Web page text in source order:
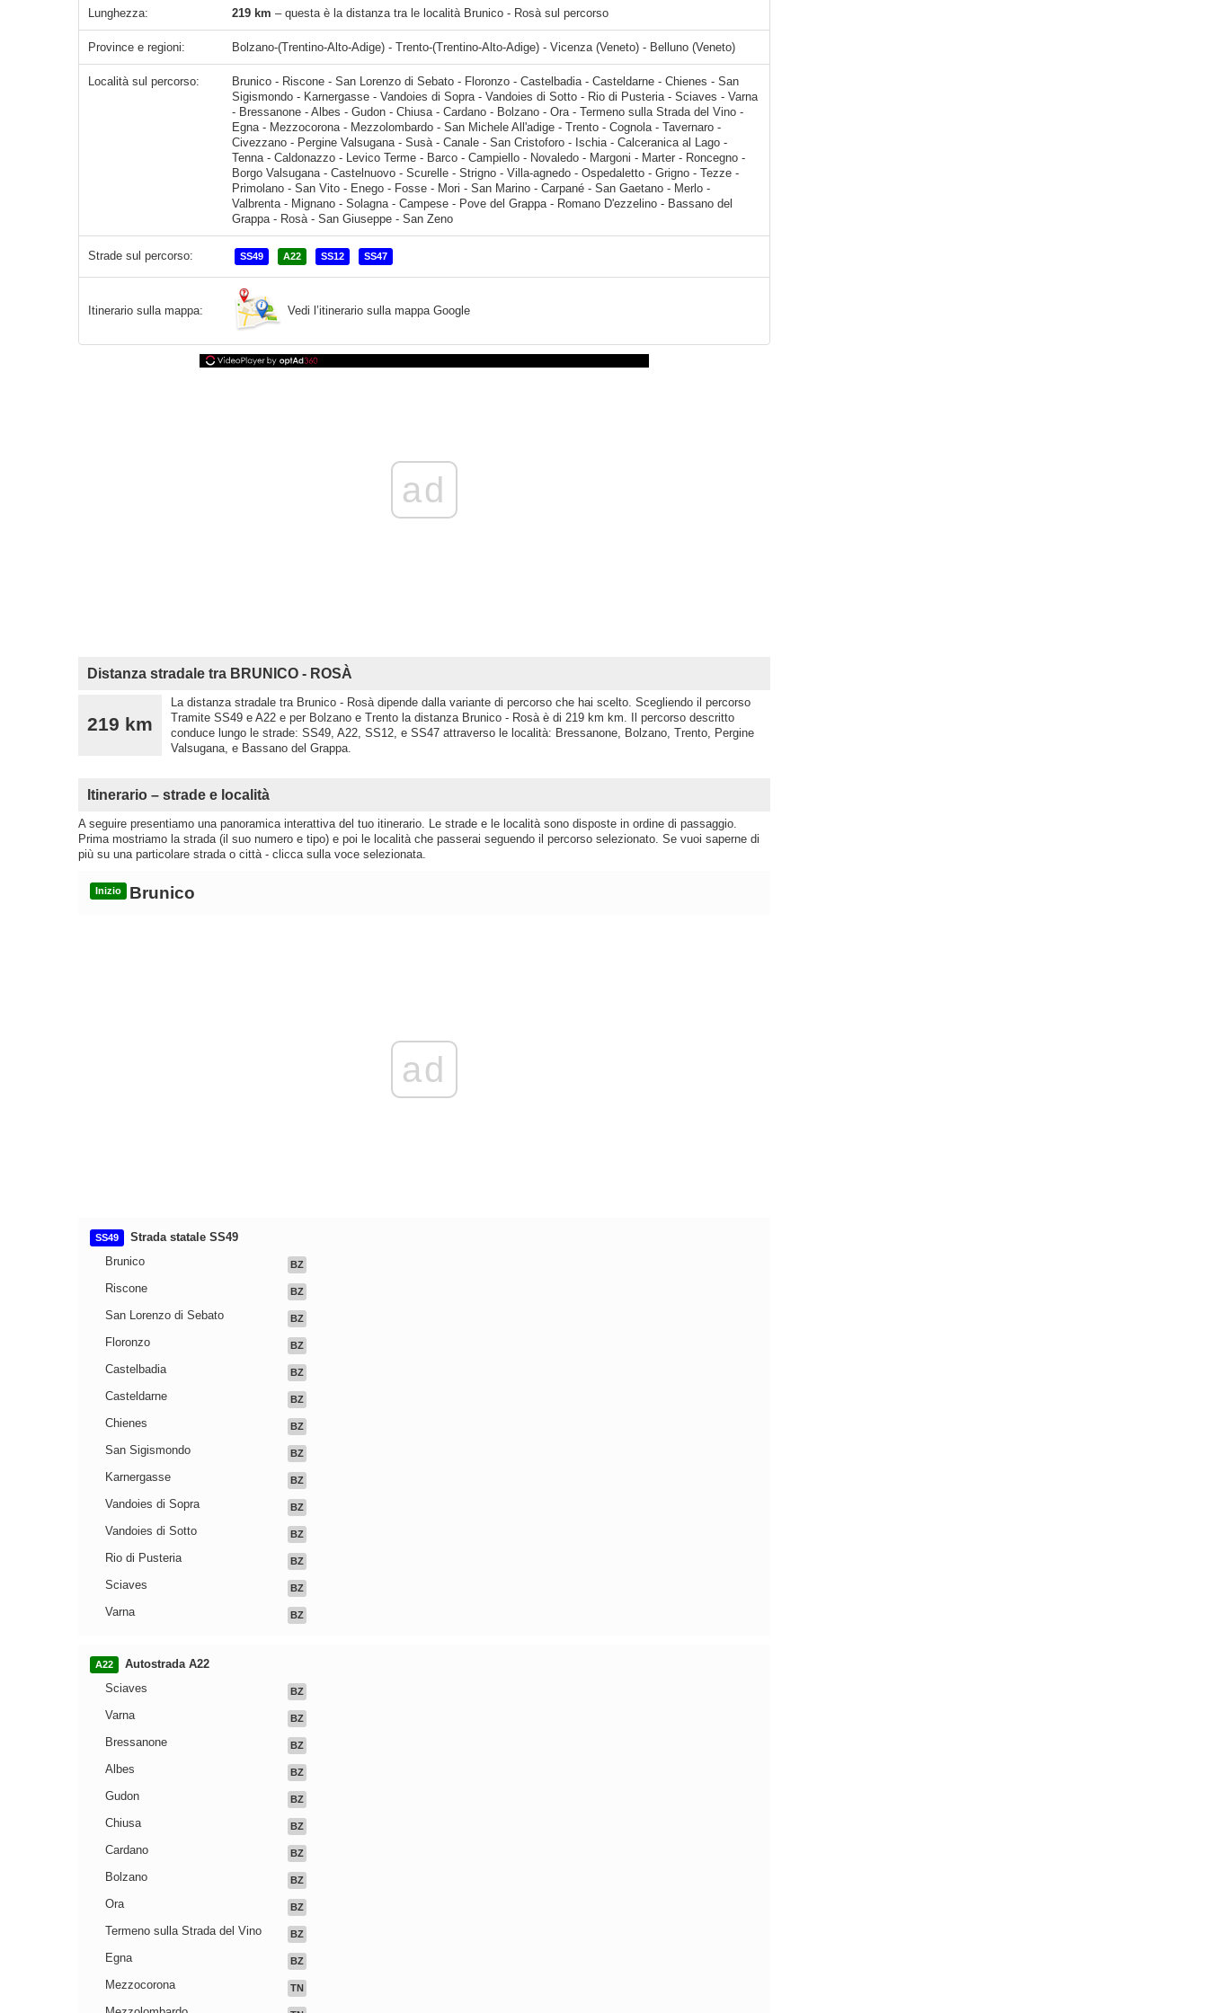
Lunghezza: 219 km – questa è la distanza tra le località Brunico - Rosà sul percorso
Province e regioni: Bolzano-(Trentino-Alto-Adige) - Trento-(Trentino-Alto-Adige) - Vicenza (Veneto) - Belluno (Veneto)
Località sul percorso: Brunico - Riscone - San Lorenzo di Sebato - Floronzo - Castelbadia - Casteldarne - Chienes - San Sigismondo - Karnergasse - Vandoies di Sopra - Vandoies di Sotto - Rio di Pusteria - Sciaves - Varna - Bressanone - Albes - Gudon - Chiusa - Cardano - Bolzano - Ora - Termeno sulla Strada del Vino - Egna - Mezzocorona - Mezzolombardo - San Michele All'adige - Trento - Cognola - Tavernaro - Civezzano - Pergine Valsugana - Susà - Canale - San Cristoforo - Ischia - Calceranica al Lago - Tenna
Strade sul percorso: SS49 A22 SS12 SS47
Itinerario sulla mappa: Vedi l’itinerario sulla mappa Google
ad
Distanza stradale tra BRUNICO - ROSÀ
219 km
La distanza stradale tra Brunico - Rosà dipende dalla variante di percorso che hai scelto. Scegliendo il percorso
Tramite SS49 e A22 e per Bolzano e Trento la distanza Brunico - Rosà è di 219 km km. Il percorso descritto
conduce lungo le strade: SS49, A22, SS12, e SS47 attraverso le località: Bressanone, Bolzano, Trento, Pergine
Valsugana, e Bassano del Grappa.
Itinerario – strade e località
A seguire presentiamo una panoramica interattiva del tuo itinerario. Le strade e le località sono disposte in ordine di passaggio.
Prima mostriamo la strada (il suo numero e tipo) e poi le località che passerai seguendo il percorso selezionato. Se vuoi saperne di
più su una particolare strada o città - clicca sulla voce selezionata.
Inizio Brunico
ad
SS49
Strada statale SS49
Brunico
BZ
Riscone BZ
San Lorenzo di Sebato BZ
Floronzo BZ
Castelbadia BZ
Casteldarne BZ
Chienes BZ
San Sigismondo BZ
Karnergasse BZ
Vandoies di Sopra BZ
Vandoies di Sotto BZ
Rio di Pusteria BZ
Sciaves BZ
Varna BZ
A22
Autostrada A22
Sciaves
BZ
Varna BZ
Bressanone BZ
Albes BZ
Gudon BZ
Chiusa BZ
Cardano BZ
Bolzano BZ
Ora BZ
Termeno sulla Strada del Vino BZ
Egna BZ
Mezzocorona TN